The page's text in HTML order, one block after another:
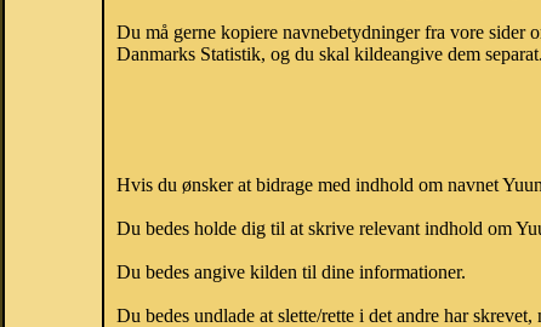
Du må gerne kopiere navnebetydninger fra vore sider
Danmarks Statistik, og du skal kildeangive dem
Hvis du ønsker at bidrage med indhold om navnet
Du bedes holde dig til at skrive relevant indhold om
Du bedes angive kilden til dine informationer.
Du bedes undlade at slette/rette i det andre har